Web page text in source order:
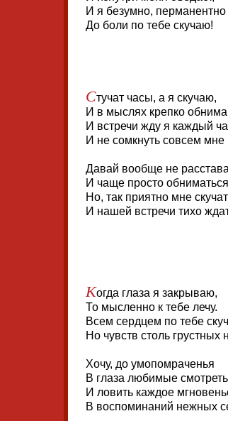
И я безумно, перманентно
До боли по тебе скучаю!
Стучат часы, а я скучаю,
И в мыслях крепко
И встречи жду я каждый
И не сомкнуть совсем мне
Давай вообще не
И чаще просто
Но, так приятно мне
И нашей встречи тихо
Когда глаза я закрываю,
То мысленно к тебе лечу.
Всем сердцем по тебе
Но чувств столь грустных
Хочу, до умопомраченья
В глаза любимые смотреть
И ловить каждое
В воспоминаний нежных